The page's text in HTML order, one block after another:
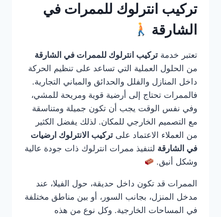
تركيب انترلوك للممرات في
الشارقة
تعتبر خدمة تركيب انترلوك للممرات في الشارقة
من الحلول العملية التي تساعد على تنظيم الحركة
داخل المنازل والفلل والحدائق والمباني التجارية.
فالممرات تحتاج إلى أرضية قوية ومريحة للمشي،
وفي نفس الوقت يجب أن تكون جميلة ومتناسقة
مع التصميم الخارجي للمكان. لذلك يفضل الكثير
من العملاء الاعتماد على تركيب الانترلوك ارضيات
في الشارقة لتنفيذ ممرات انترلوك ذات جودة عالية
وشكل أنيق.
الممرات قد تكون داخل حديقة، حول الفيلا، عند
مدخل المنزل، بجانب السور، أو بين مناطق مختلفة
في المساحات الخارجية. وكل نوع من هذه